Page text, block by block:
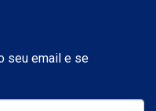
seu email e se